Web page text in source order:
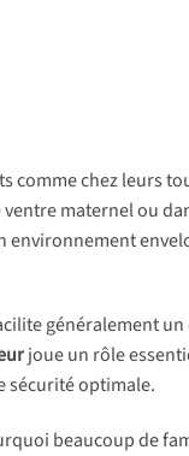
comme chez leurs
maternel ou
environnement
généralement
joue un rôle
sécurité optimale.
beaucoup de